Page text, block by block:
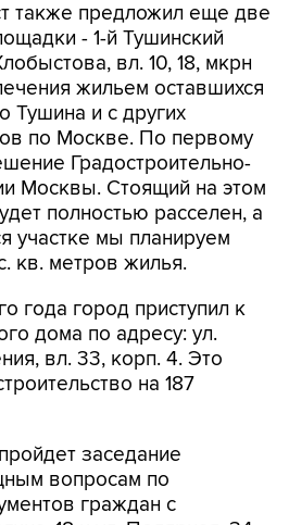
также предложил еще две
- 1-й Тушинский
вл. 10, 18, мкрн
жильем оставшихся
и с других
по Москве. По первому
Градостроительно-
Москвы. Стоящий на этом
полностью расселен, а
участке мы планируем
кв. метров жилья.
года город приступил к
дома по адресу: ул.
вл. 33, корп. 4. Это
на 187
заседание
вопросам по
граждан с